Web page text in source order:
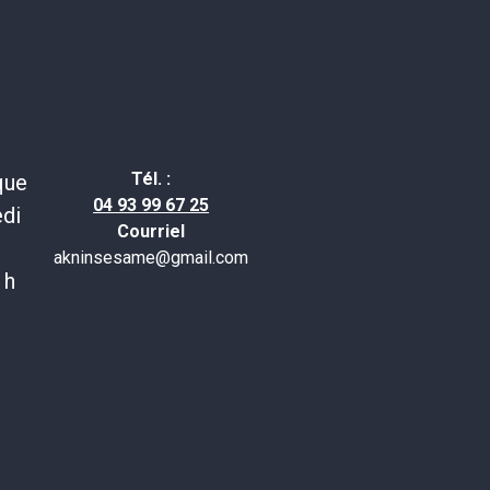
Tél. :
04 93 99 67 25
Courriel
akninsesame@gmail.com